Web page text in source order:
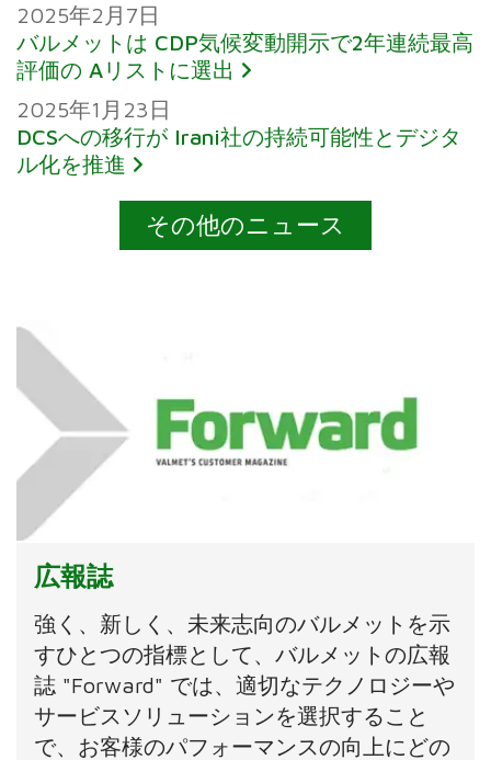
2025年2月7日
バルメットは CDP気候変動開示で2年連続最高
評価の Aリストに選出
2025年1月23日
DCSへの移行が Irani社の持続可能性とデジタ
ル化を推進
その他のニュース
広報誌
強く、新しく、未来志向のバルメットを示
すひとつの指標として、バルメットの広報
誌 "Forward" では、適切なテクノロジーや
サービスソリューションを選択すること
で、お客様のパフォーマンスの向上にどの